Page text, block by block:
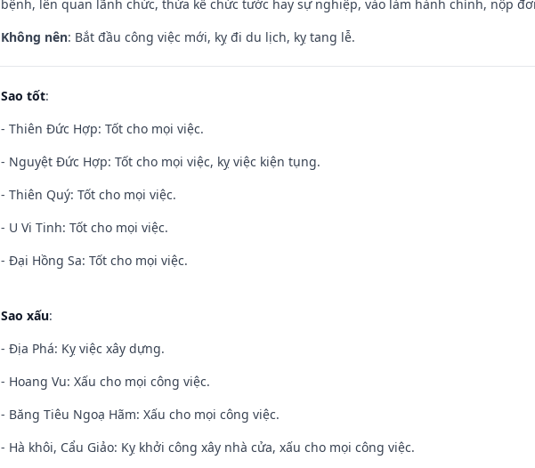
bệnh, lên quan lãnh chức, thừa kế chức tước hay sự nghiệp, vào làm hành chính, nộp
Không nên: Bắt đầu công việc mới, kỵ đi du lịch, kỵ tang lễ.
Sao tốt:
- Thiên Đức Hợp: Tốt cho mọi việc.
- Nguyệt Đức Hợp: Tốt cho mọi việc, kỵ việc kiện tụng.
- Thiên Quý: Tốt cho mọi việc.
- U Vi Tinh: Tốt cho mọi việc.
- Đại Hồng Sa: Tốt cho mọi việc.
Sao xấu:
- Địa Phá: Kỵ việc xây dựng.
- Hoang Vu: Xấu cho mọi công việc.
- Băng Tiêu Ngoạ Hãm: Xấu cho mọi công việc.
- Hà khôi, Cẩu Giảo: Kỵ khởi công xây nhà cửa, xấu cho mọi công việc.